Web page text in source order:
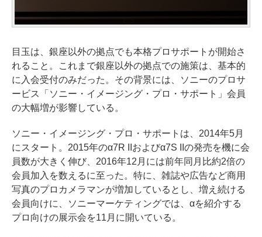
目玉は、銀座以外の拠点でも本格プロサポートが開始さ
れること。これまで銀座以外の拠点での施策は、基本的
に入会受付のみだった。その背景には、ソニーのプロサ
ービス「ソニー・イメージング・プロ・サポート」会員
の大幅増が影響している。
ソニー・イメージング・プロ・サポートは、2014年5月
にスタート。2015年のα7R IIおよびα7S IIの発売を機に会
員数が大きく伸び、2016年12月には前年同月比約2倍の
会員加入を数えるに至った。特に、雑誌や広告など商用
写真のプロカメラマンが増加しているとし、増え続ける
会員向けに、ソニーマーケティングでは、αを紹介する
プロ向けの展示会を11月に開いている。